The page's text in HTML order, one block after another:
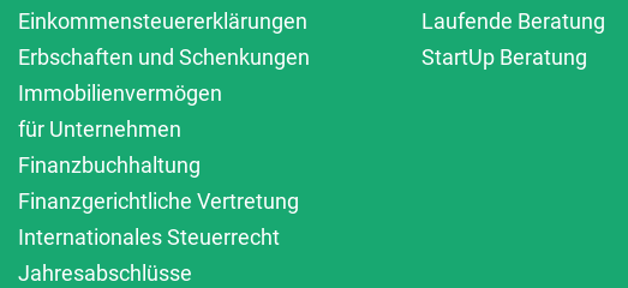
Einkommensteuererklärungen
Erbschaften und Schenkungen
Immobilienvermögen
für Unternehmen
Finanzbuchhaltung
Finanzgerichtliche Vertretung
Internationales Steuerrecht
Jahresabschlüsse
Laufende Beratung
StartUp Beratung